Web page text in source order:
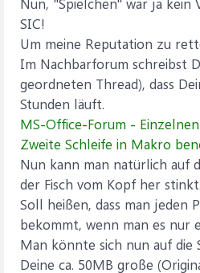
SIC!
Um meine Reputation zu
Im Nachbarforum schreibst
geordneten Thread), dass
Stunden läuft.
MS-Office-Forum -
Zweite Schleife in Makro
Nun kann man natürlich auf
der Fisch vom Kopf her stinkt.
Soll heißen, dass man jeden
bekommt, wenn man es nur
Man könnte sich nun auf die
Deine ca. 50MB große